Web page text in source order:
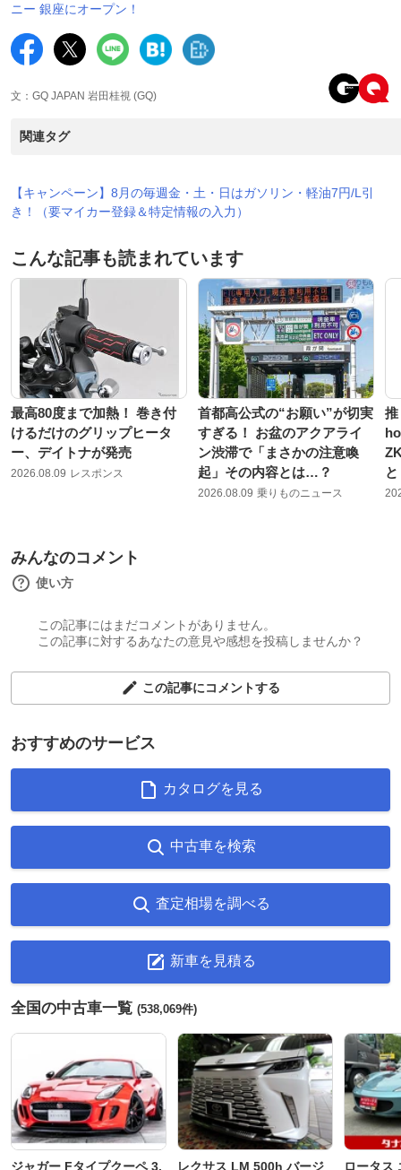
ニー 銀座にオープン！
文：GQ JAPAN 岩田桂視 (GQ)
関連タグ
【キャンペーン】8月の毎週金・土・日はガソリン・軽油7円/L引
き！（要マイカー登録＆特定情報の入力）
こんな記事も読まれています
最高80度まで加熱！ 巻き付
けるだけのグリップヒータ
ー、デイトナが発売
2026.08.09 レスポンス
首都高公式の“お願い”が切実
すぎる！ お盆のアクアライ
ン渋滞で「まさかの注意喚
起」その内容とは…？
2026.08.09 乗りものニュース
みんなのコメント
使い方
この記事にはまだコメントがありません。
この記事に対するあなたの意見や感想を投稿しませんか？
この記事にコメントする
おすすめのサービス
カタログを見る
中古車を検索
査定相場を調べる
新車を見積る
全国の中古車一覧 (538,069件)
ジャガー Fタイプクーペ 3. レクサス LM 500h バージ ロータス